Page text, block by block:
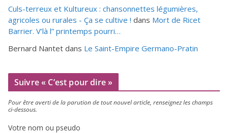
Culs-terreux et Kultureux : chansonnettes légumières,
agricoles ou rurales - Ça se cultive ! dans Mort de Ricet
Barrier. V’là l” printemps pourri…
Bernard Nantet dans Le Saint-Empire Germano-Pratin
Suivre « C’est pour dire »
Pour être aver­ti de la paru­tion de tout nou­vel article, ren­sei­gnez les champs
ci-dessous.
Votre nom ou pseudo